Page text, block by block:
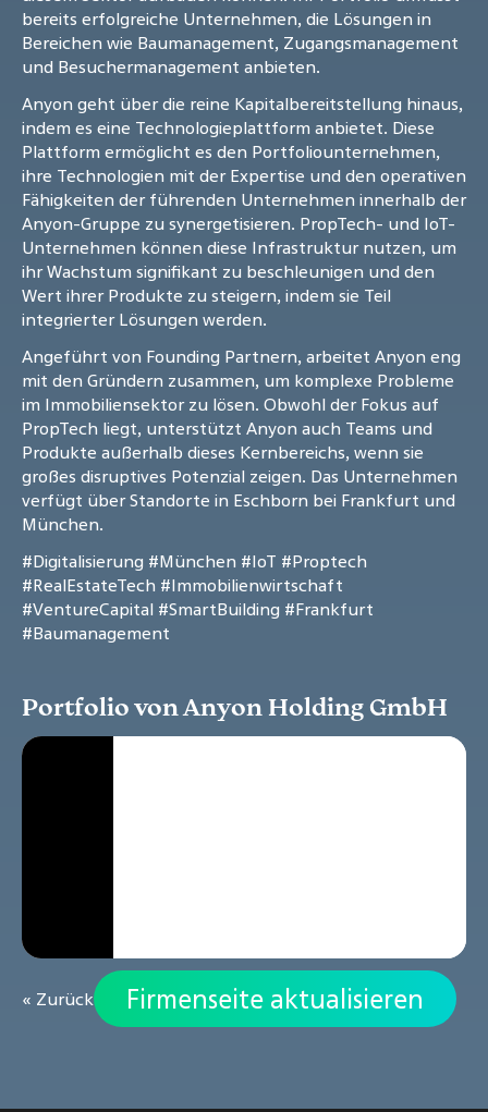
bereits erfolgreiche Unternehmen, die Lösungen in
Bereichen wie Baumanagement, Zugangsmanagement
und Besuchermanagement anbieten.
Anyon geht über die reine Kapitalbereitstellung hinaus,
indem es eine Technologieplattform anbietet. Diese
Plattform ermöglicht es den Portfoliounternehmen,
ihre Technologien mit der Expertise und den operativen
Fähigkeiten der führenden Unternehmen innerhalb der
Anyon-Gruppe zu synergetisieren. PropTech- und IoT-
Unternehmen können diese Infrastruktur nutzen, um
ihr Wachstum signifikant zu beschleunigen und den
Wert ihrer Produkte zu steigern, indem sie Teil
integrierter Lösungen werden.
Angeführt von Founding Partnern, arbeitet Anyon eng
mit den Gründern zusammen, um komplexe Probleme
im Immobiliensektor zu lösen. Obwohl der Fokus auf
PropTech liegt, unterstützt Anyon auch Teams und
Produkte außerhalb dieses Kernbereichs, wenn sie
großes disruptives Potenzial zeigen. Das Unternehmen
verfügt über Standorte in Eschborn bei Frankfurt und
München.
#Digitalisierung #München #IoT #Proptech
#RealEstateTech #Immobilienwirtschaft
#VentureCapital #SmartBuilding #Frankfurt
#Baumanagement
Portfolio von Anyon Holding GmbH
« Zurück Firmenseite aktualisieren